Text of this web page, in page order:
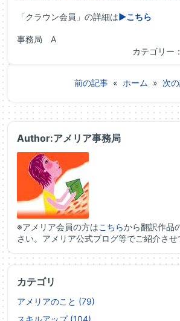
「クラウン会員」の詳細は▶こちら
事務局 A
カテゴリー：
前の記事 « ホーム » 次
Author:アメリア事務局
※アメリア会員の方はこちらから翻訳作品
さい。アメリア公式ブログ等でご紹介させ
カテゴリ
アメリアのこと (79)
スキルアップ (104)